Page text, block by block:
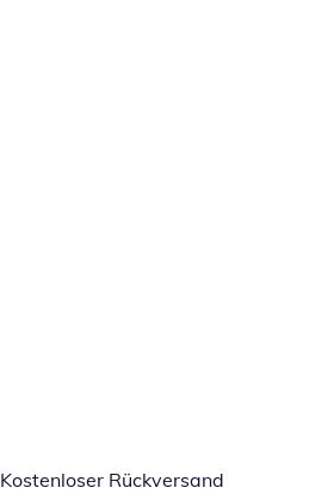
Kostenloser Rückversand